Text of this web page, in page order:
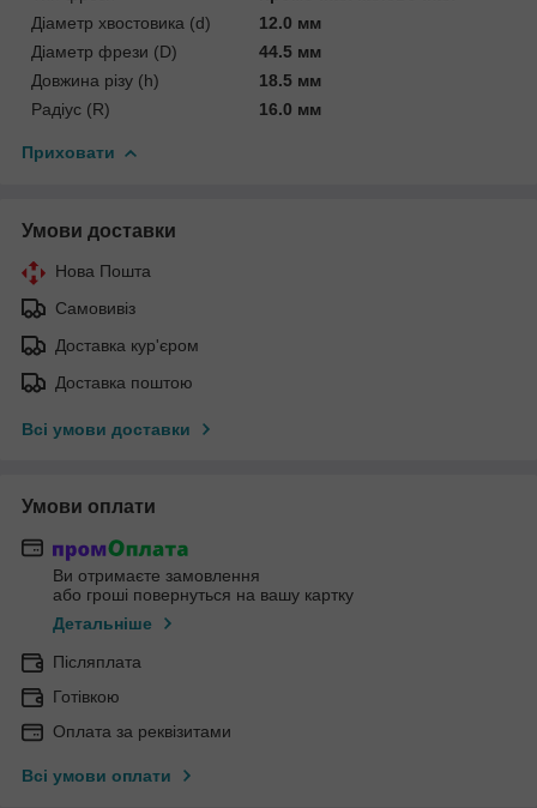
Діаметр хвостовика (d)
12.0 мм
Діаметр фрези (D)
44.5 мм
Довжина різу (h)
18.5 мм
Радіус (R)
16.0 мм
Приховати
Умови доставки
Нова Пошта
Самовивіз
Доставка кур'єром
Доставка поштою
Всі умови доставки
Умови оплати
Ви отримаєте замовлення
або гроші повернуться на вашу картку
Детальніше
Післяплата
Готівкою
Оплата за реквізитами
Всі умови оплати